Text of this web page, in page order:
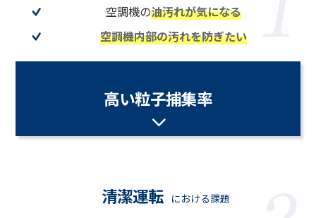
空調機の油汚れが気になる
空調機内部の汚れを防ぎたい
高い粒子捕集率
清潔運転 における課題